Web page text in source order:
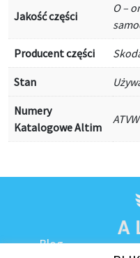
Jakość części
O –
Producent części
Stan
Numery
Katalogowe Altim
Blog